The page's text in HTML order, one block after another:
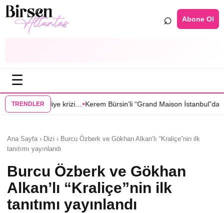
⌕ Abone Ol
☰
TRENDLER
Kerem Bürsin’li “Grand Maison İstanbul”dan Sıla Türkoğlu’na teklif•
Ana Sayfa › Dizi › Burcu Özberk ve Gökhan Alkan’lı “Kraliçe”nin ilk
tanıtımı yayınlandı
Burcu Özberk ve Gökhan
Alkan’lı “Kraliçe”nin ilk
tanıtımı yayınlandı